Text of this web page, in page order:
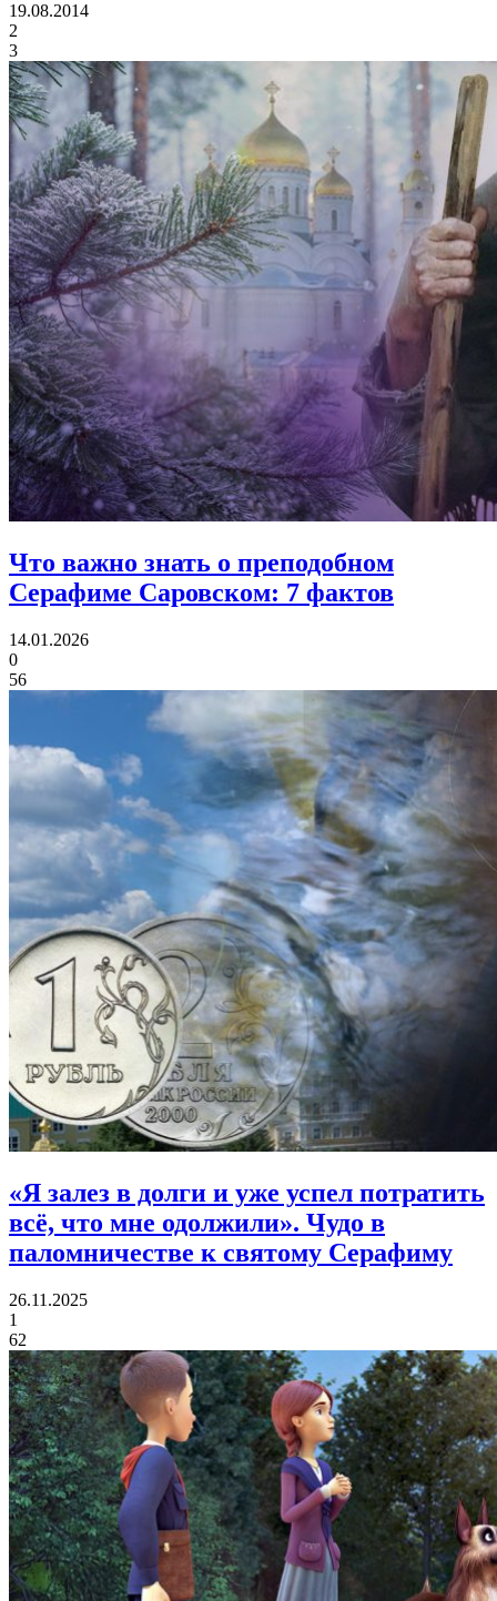
19.08.2014
2
3
Что важно знать о преподобном
Серафиме Саровском: 7 фактов
14.01.2026
0
56
«Я залез в долги и уже успел потратить
всё, что мне одолжили». Чудо в
паломничестве к святому Серафиму
26.11.2025
1
62